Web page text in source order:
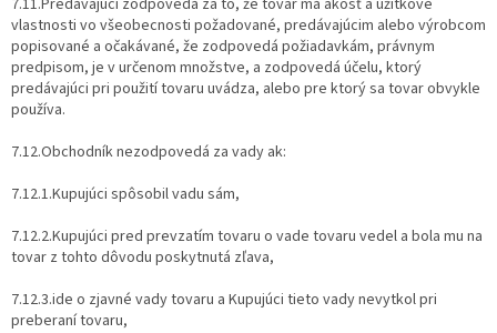
vlastnosti vo všeobecnosti požadované, predávajúcim alebo výrobcom
popisované a očakávané, že zodpovedá požiadavkám, právnym
predpisom, je v určenom množstve, a zodpovedá účelu, ktorý
predávajúci pri použití tovaru uvádza, alebo pre ktorý sa tovar obvykle
používa.
7.12.Obchodník nezodpovedá za vady ak:
7.12.1.Kupujúci spôsobil vadu sám,
7.12.2.Kupujúci pred prevzatím tovaru o vade tovaru vedel a bola mu na
tovar z tohto dôvodu poskytnutá zľava,
7.12.3.ide o zjavné vady tovaru a Kupujúci tieto vady nevytkol pri
preberaní tovaru,